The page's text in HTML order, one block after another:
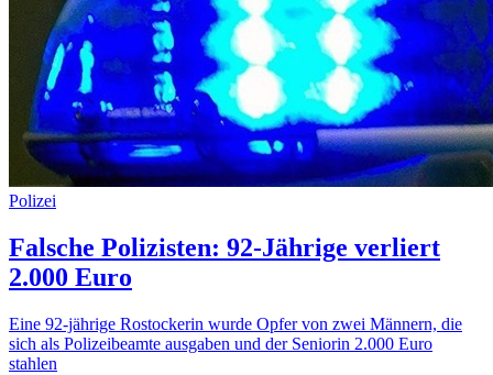
Polizei
Falsche Polizisten: 92-Jährige verliert
2.000 Euro
Eine 92-jährige Rostockerin wurde Opfer von zwei Männern, die
sich als Polizeibeamte ausgaben und der Seniorin 2.000 Euro
stahlen